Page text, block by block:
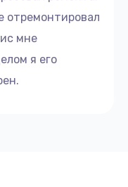
отремонтировал
мне
я его